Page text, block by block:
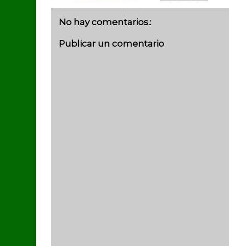
No hay comentarios.:
Publicar un comentario